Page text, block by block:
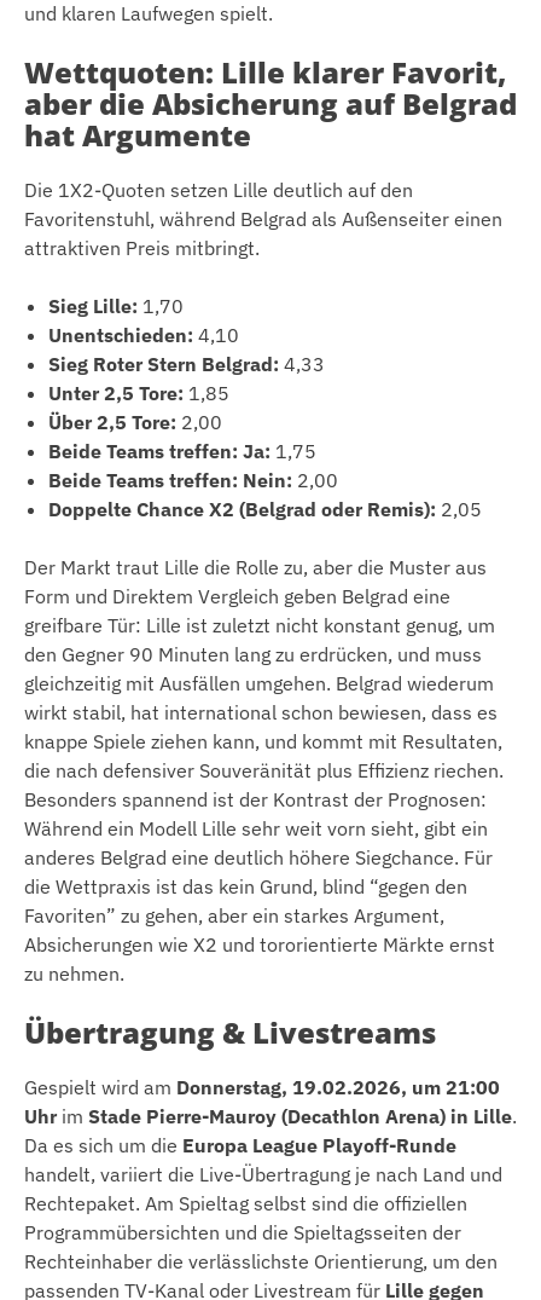
und klaren Laufwegen spielt.
Wettquoten: Lille klarer Favorit,
aber die Absicherung auf Belgrad
hat Argumente
Die 1X2-Quoten setzen Lille deutlich auf den
Favoritenstuhl, während Belgrad als Außenseiter einen
attraktiven Preis mitbringt.
Sieg Lille: 1,70
Unentschieden: 4,10
Sieg Roter Stern Belgrad: 4,33
Unter 2,5 Tore: 1,85
Über 2,5 Tore: 2,00
Beide Teams treffen: Ja: 1,75
Beide Teams treffen: Nein: 2,00
Doppelte Chance X2 (Belgrad oder Remis): 2,05
Der Markt traut Lille die Rolle zu, aber die Muster aus
Form und Direktem Vergleich geben Belgrad eine
greifbare Tür: Lille ist zuletzt nicht konstant genug, um
den Gegner 90 Minuten lang zu erdrücken, und muss
gleichzeitig mit Ausfällen umgehen. Belgrad wiederum
wirkt stabil, hat international schon bewiesen, dass es
knappe Spiele ziehen kann, und kommt mit Resultaten,
die nach defensiver Souveränität plus Effizienz riechen.
Besonders spannend ist der Kontrast der Prognosen:
Während ein Modell Lille sehr weit vorn sieht, gibt ein
anderes Belgrad eine deutlich höhere Siegchance. Für
die Wettpraxis ist das kein Grund, blind “gegen den
Favoriten” zu gehen, aber ein starkes Argument,
Absicherungen wie X2 und tororientierte Märkte ernst
zu nehmen.
Übertragung & Livestreams
Gespielt wird am Donnerstag, 19.02.2026, um 21:00
Uhr im Stade Pierre-Mauroy (Decathlon Arena) in Lille.
Da es sich um die Europa League Playoff-Runde
handelt, variiert die Live-Übertragung je nach Land und
Rechtepaket. Am Spieltag selbst sind die offiziellen
Programmübersichten und die Spieltagsseiten der
Rechteinhaber die verlässlichste Orientierung, um den
passenden TV-Kanal oder Livestream für Lille gegen